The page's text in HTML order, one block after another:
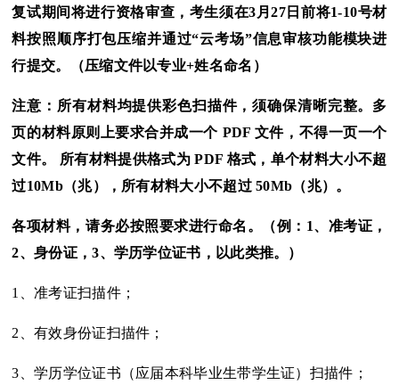
复试期间将进行资格审查，考生须在3月27日前将1-10号材
料按照顺序打包压缩并通过“云考场”信息审核功能模块进
行提交。（压缩文件以专业+姓名命名）
注意：所有材料均提供彩色扫描件，须确保清晰完整。多
页的材料原则上要求合并成一个 PDF 文件，不得一页一个
文件。 所有材料提供格式为 PDF 格式，单个材料大小不超
过10Mb（兆），所有材料大小不超过 50Mb（兆）。
各项材料，请务必按照要求进行命名。（例：1、准考证，
2、身份证，3、学历学位证书，以此类推。）
1、准考证扫描件；
2、有效身份证扫描件；
3、学历学位证书（应届本科毕业生带学生证）扫描件；